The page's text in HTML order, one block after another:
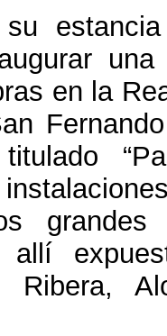
su
en la
“
grandes
allí
Ribera,